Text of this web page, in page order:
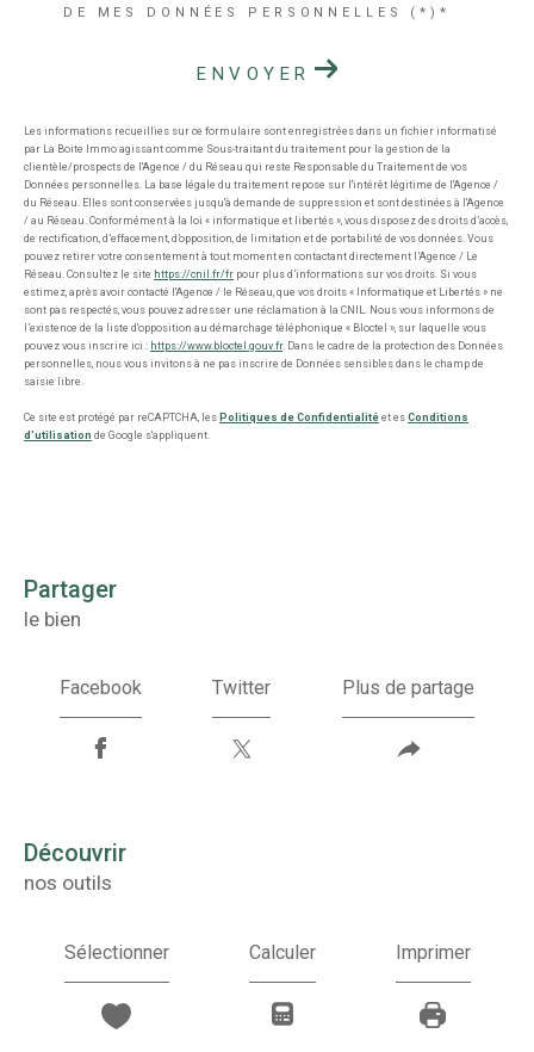
DE MES DONNÉES PERSONNELLES (*)*
ENVOYER
Les informations recueillies sur ce formulaire sont enregistrées dans un fichier informatisé
par La Boite Immo agissant comme Sous-traitant du traitement pour la gestion de la
clientèle/prospects de l'Agence / du Réseau qui reste Responsable du Traitement de vos
Données personnelles. La base légale du traitement repose sur l'intérêt légitime de l'Agence /
du Réseau. Elles sont conservées jusqu'à demande de suppression et sont destinées à l'Agence
/ au Réseau. Conformément à la loi « informatique et libertés », vous disposez des droits d’accès,
de rectification, d’effacement, d’opposition, de limitation et de portabilité de vos données. Vous
pouvez retirer votre consentement à tout moment en contactant directement l’Agence / Le
Réseau. Consultez le site https://cnil.fr/fr pour plus d’informations sur vos droits. Si vous
estimez, après avoir contacté l'Agence / le Réseau, que vos droits « Informatique et Libertés » ne
sont pas respectés, vous pouvez adresser une réclamation à la CNIL. Nous vous informons de
l’existence de la liste d'opposition au démarchage téléphonique « Bloctel », sur laquelle vous
pouvez vous inscrire ici : https://www.bloctel.gouv.fr. Dans le cadre de la protection des Données
personnelles, nous vous invitons à ne pas inscrire de Données sensibles dans le champ de
saisie libre.
Ce site est protégé par reCAPTCHA, les Politiques de Confidentialité et es Conditions
d'utilisation de Google s'appliquent.
partager
le bien
Facebook Twitter Plus de partage
découvrir
nos outils
Sélectionner Calculer Imprimer